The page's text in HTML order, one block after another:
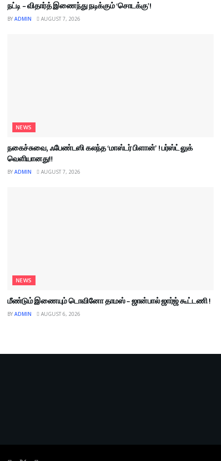
நட்டி – விதார்த் இணைந்து நடிக்கும் ‘சொடக்கு’!
BY ADMIN AUGUST 7, 2026
NEWS
நகைச்சுவை, ஃபேண்டஸி கலந்த ‘மாஸ்டர் பிளான்’ ! பர்ஸ்ட் லுக்
வெளியானது!!
BY ADMIN AUGUST 7, 2026
NEWS
மீண்டும் இணையும் டொவினோ தாமஸ் – ஜான்பால் ஜார்ஜ் கூட்டணி !
BY ADMIN AUGUST 6, 2026